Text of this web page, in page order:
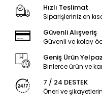
Hızlı Teslimat
Siparişleriniz en
Güvenli Alışveriş
Güvenli ve kolay
Geniş Ürün
Binlerce ürün ve
7 / 24 DESTEK
Öneri ve